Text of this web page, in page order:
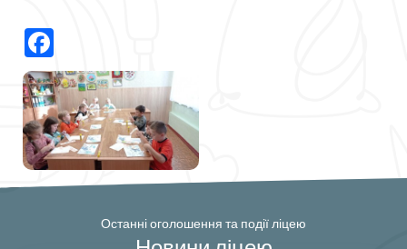
Останні оголошення та події ліцею